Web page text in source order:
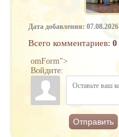
Дата добавления: 07.08.2026
Всего комментариев: 0
omForm">
Войдите:
Отправить